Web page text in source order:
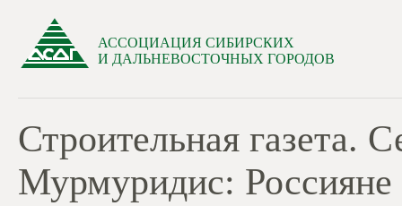
АССОЦИАЦИЯ СИБИРСКИХ
И ДАЛЬНЕВОСТОЧНЫХ ГОРОДОВ
Строительная газета.
Мурмуридис: Россияне